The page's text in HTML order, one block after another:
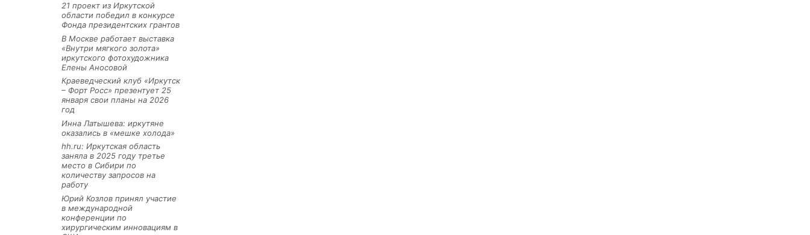
21 проект из Иркутской
области победил в конкурсе
Фонда президентских грантов
В Москве работает выставка
«Внутри мягкого золота»
иркутского фотохудожника
Елены Аносовой
Краеведческий клуб «Иркутск
– Форт Росс» презентует 25
января свои планы на 2026
год
Инна Латышева: иркутяне
оказались в «мешке холода»
hh.ru: Иркутская область
заняла в 2025 году третье
место в Сибири по
количеству запросов на
работу
Юрий Козлов принял участие
в международной
конференции по
хирургическим инновациям в